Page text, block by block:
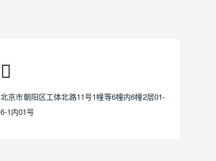
北京市朝阳区工体北路11号1幢等6幢内6幢2层01-
6-1内01号